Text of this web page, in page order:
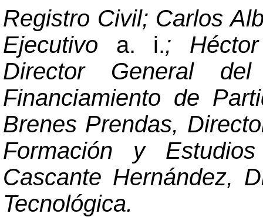
Registro Civil; Carlos
Ejecutivo a. i.;
Director General
Financiamiento de
Brenes Prendas,
Formación y
Cascante Hernández,
Tecnológica.